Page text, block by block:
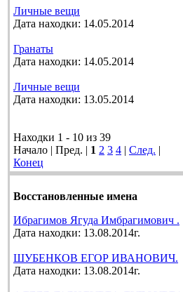
Личные вещи
Дата находки: 14.05.2014
Гранаты
Дата находки: 14.05.2014
Личные вещи
Дата находки: 13.05.2014
Находки 1 - 10 из 39
Начало | Пред. | 1 2 3 4 | След. |
Конец
Восстановленные имена
Ибрагимов Ягуда Имбрагимович .
Дата находки: 13.08.2014г.
ШУБЕНКОВ ЕГОР ИВАНОВИЧ.
Дата находки: 13.08.2014г.